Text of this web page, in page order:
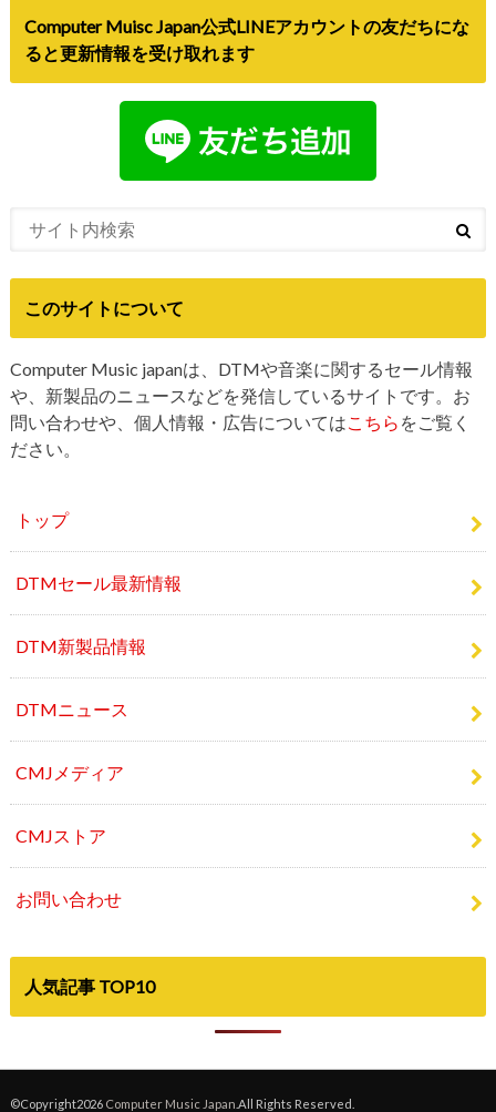
Computer Muisc Japan公式LINEアカウントの友だちにな
ると更新情報を受け取れます
このサイトについて
Computer Music japanは、DTMや音楽に関するセール情報
や、新製品のニュースなどを発信しているサイトです。お
問い合わせや、個人情報・広告についてはこちら をご覧く
ださい。
トップ
DTMセール最新情報
DTM新製品情報
DTMニュース
CMJメディア
CMJストア
お問い合わせ
人気記事 TOP10
©Copyright2026 Computer Music Japan .All Rights Reserved.